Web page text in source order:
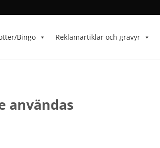
Bingo Reklamartiklar och gravyr
användas